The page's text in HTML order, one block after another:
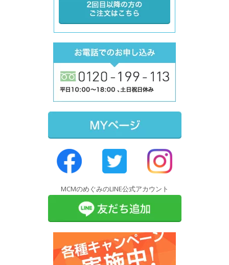
MCMのめぐみのLINE公式アカウント